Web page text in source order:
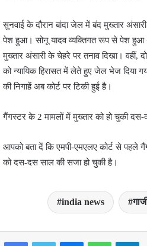
सुनवाई के दौरान बांदा जेल में बंद मुख्तार
पेश हुआ। सोनू यादव व्यक्तिगत रूप से पेश हुआ
मुख्तार अंसारी के चेहरे पर तनाव दिखा। वहीं,
को न्यायिक हिरासत में लेते हुए जेल भेज दिया
की निगाहें अब कोर्ट पर टिकी हुई है।
गैंगस्टर के 2 मामलों में मुख्तार को हो चुकी
आपको बता दें कि एमपी-एमएलए कोर्ट से पहले
को दस-दस साल की सजा हो चुकी है।
india news
FacebookTwitter MessengerWhatsApp